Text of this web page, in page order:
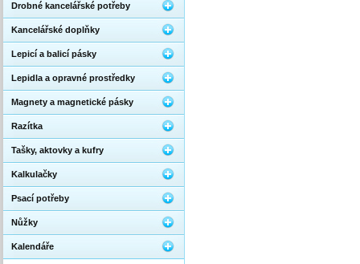
Drobné kancelářské potřeby
Kancelářské doplňky
Lepicí a balicí pásky
Lepidla a opravné prostředky
Magnety a magnetické pásky
Razítka
Tašky, aktovky a kufry
Kalkulačky
Psací potřeby
Nůžky
Kalendáře